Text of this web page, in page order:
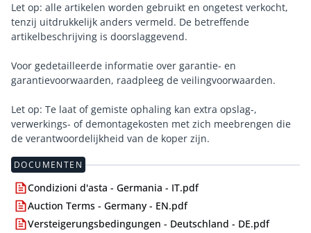
Let op: alle artikelen worden gebruikt en ongetest verkocht,
tenzij uitdrukkelijk anders vermeld. De betreffende
artikelbeschrijving is doorslaggevend.
Voor gedetailleerde informatie over garantie- en
garantievoorwaarden, raadpleeg de veilingvoorwaarden.
Let op: Te laat of gemiste ophaling kan extra opslag-,
verwerkings- of demontagekosten met zich meebrengen die
de verantwoordelijkheid van de koper zijn.
DOCUMENTEN
Condizioni d'asta - Germania - IT.pdf
Auction Terms - Germany - EN.pdf
Versteigerungsbedingungen - Deutschland - DE.pdf